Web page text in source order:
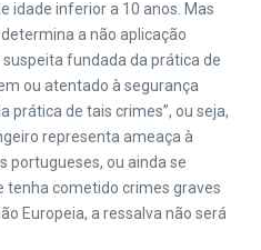
idade inferior a 10 anos. Mas
a não aplicação
fundada da prática de
ou atentado à segurança
prática de tais crimes”, ou seja,
representa ameaça à
portugueses, ou ainda se
tenha cometido crimes graves
Europeia, a ressalva não será